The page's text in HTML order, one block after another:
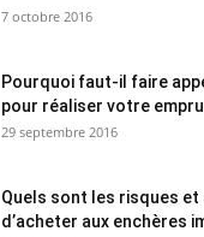
7 octobre 2016
Pourquoi faut-il faire
pour réaliser votre
29 septembre 2016
Quels sont les risques et
d’acheter aux enchères